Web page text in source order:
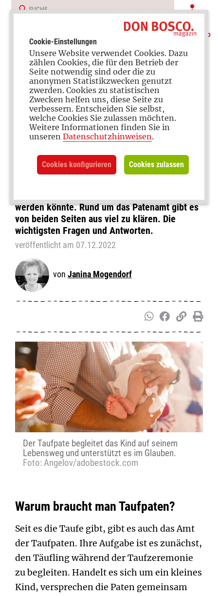
Wichtiges Amt
Taufpatin oder Taufpate
werden leicht gemacht
werden könnte. Rund um das Patenamt gibt es
von beiden Seiten aus viel zu klären. Die
wichtigsten Fragen und Antworten.
veröffentlicht am 07.12.2022
Janina Mogendorf
Der Taufpate begleitet das Kind auf seinem
Lebensweg und unterstützt es im Glauben.
Foto: Angelov/adobestock.com
Warum braucht man Taufpaten?
Seit es die Taufe gibt, gibt es auch das Amt
der Taufpaten. Ihre Aufgabe ist es zunächst,
den Täufling während der Taufzeremonie
zu begleiten. Handelt es sich um ein kleines
Kind, versprechen die Paten gemeinsam
Cookie-Einstellungen
Unsere Website verwendet Cookies. Dazu
zählen Cookies, die für den Betrieb der
Seite notwendig sind oder die zu
anonymen Statistikzwecken genutzt
zwerden. Cookies zu statistischen
Zwecken helfen uns, diese Seite zu
verbessern. Entscheiden Sie selbst,
welche Cookies Sie zulassen möchten.
Weitere Informationen finden Sie in
unseren Datenschutzhinweisen.
Cookies konfigurieren Cookies zulassen